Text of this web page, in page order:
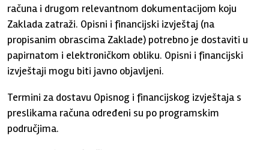
računa i drugom relevantnom dokumentacijom koju
Zaklada zatraži. Opisni i financijski izvještaj (na
propisanim obrascima Zaklade) potrebno je dostaviti u
papirnatom i elektroničkom obliku. Opisni i financijski
izvještaji mogu biti javno objavljeni.
Termini za dostavu Opisnog i financijskog izvještaja s
preslikama računa određeni su po programskim
područjima.